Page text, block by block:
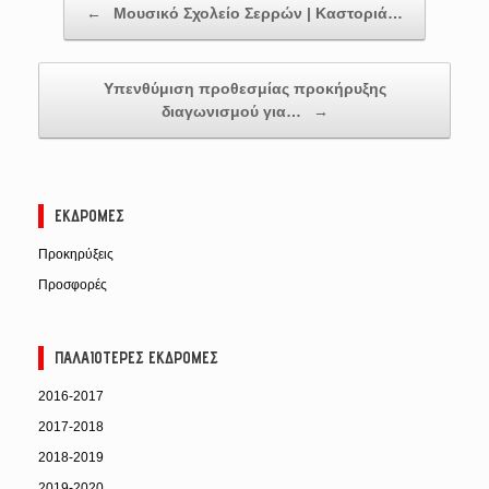
←
Μουσικό Σχολείο Σερρών | Καστοριά…
Υπενθύμιση προθεσμίας προκήρυξης
διαγωνισμού για…
→
ΕΚΔΡΟΜΈΣ
Προκηρύξεις
Προσφορές
ΠΑΛΑΙΌΤΕΡΕΣ ΕΚΔΡΟΜΈΣ
2016-2017
2017-2018
2018-2019